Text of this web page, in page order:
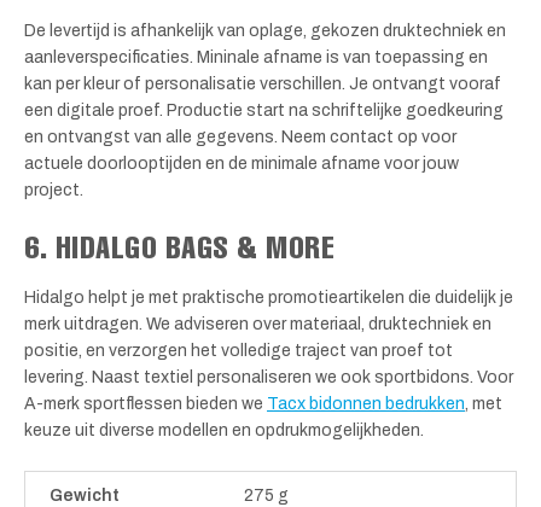
De levertijd is afhankelijk van oplage, gekozen druktechniek en
aanleverspecificaties. Mininale afname is van toepassing en
kan per kleur of personalisatie verschillen. Je ontvangt vooraf
een digitale proef. Productie start na schriftelijke goedkeuring
en ontvangst van alle gegevens. Neem contact op voor
actuele doorlooptijden en de minimale afname voor jouw
project.
6. HIDALGO BAGS & MORE
Hidalgo helpt je met praktische promotieartikelen die duidelijk je
merk uitdragen. We adviseren over materiaal, druktechniek en
positie, en verzorgen het volledige traject van proef tot
levering. Naast textiel personaliseren we ook sportbidons. Voor
A-merk sportflessen bieden we Tacx bidonnen bedrukken , met
keuze uit diverse modellen en opdrukmogelijkheden.
Gewicht 275 g